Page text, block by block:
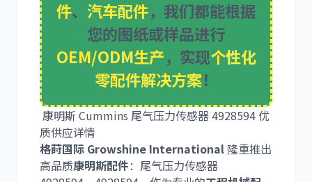
利勃海尔
山猫
件、 汽车配件，我们都能根据
您的图纸或样品进行
OEM/ODM生产，实现个性化
零配件解决方案！
康明斯 Cummins 尾气压力传感器4928594 优
质供应详情
格莳国际 Growshine International 隆重推出
高品质康明斯配件： 尾气压力传感器